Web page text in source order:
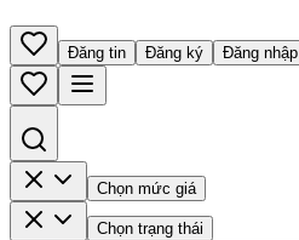
Đăng tin Đăng ký Đăng nhập
Chọn mức giá
Chọn trạng thái